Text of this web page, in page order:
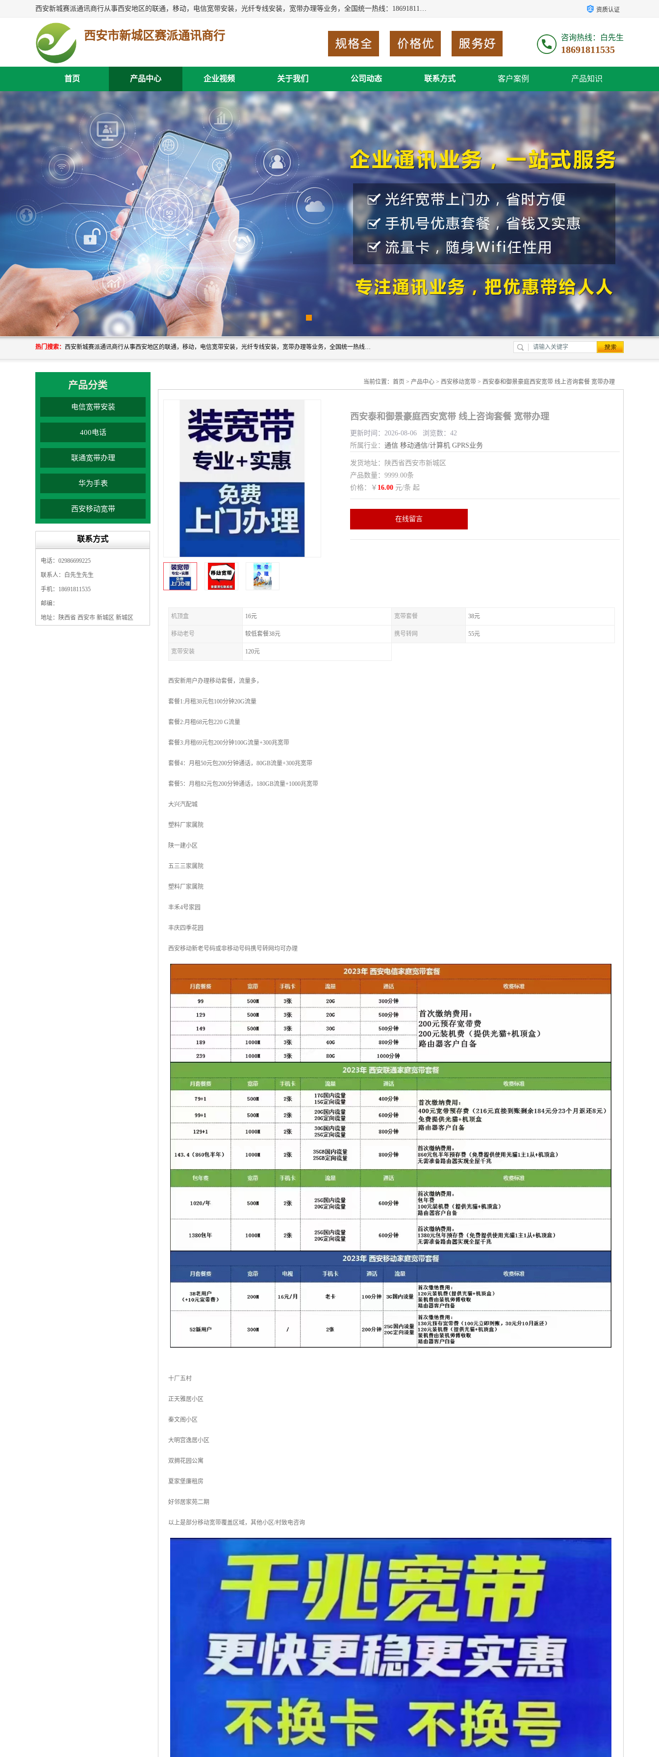
西安新城赛派通讯商行从事西安地区的联通，移动，电信宽带安装，光纤专线安装，宽带办理等业务，全国统一热线：18691811535。西安市新城区赛派通讯商行是一家专业通讯公司，欢迎新老客户来电咨询！ 资质认证
西安市新城区赛派通讯商行 咨询热线：白先生
18691811535
首页 产品中心 企业视频 关于我们 公司动态 联系方式 客户案例 产品知识
热门搜索： 西安新城赛派通讯商行从事西安地区的联通，移动，电信宽带安装，光纤专线安装，宽带办理等业务，全国统一热线：18691811535。西安市新城区赛派通讯商行是一家专业通讯公司，欢迎新老客户来电咨询！
产品分类
电信宽带安装
400电话
联通宽带办理
华为手表
西安移动宽带
联系方式
电话：02986699225
联系人：白先生先生
手机：18691811535
邮编：
地址：陕西省 西安市 新城区 新城区
当前位置： 首页 > 产品中心 > 西安移动宽带 > 西安泰和御景豪庭西安宽带 线上咨询套餐 宽带办理
西安泰和御景豪庭西安宽带 线上咨询套餐 宽带办理
更新时间：2026-08-06 浏览数：42
所属行业： 通信 移动通信/计算机 GPRS业务
发货地址：陕西省西安市新城区
产品数量：9999.00条
价格：￥ 16.00 元/条 起
在线留言
机顶盒 16元 宽带套餐 38元
移动老号 较低套餐38元 携号转网 55元
宽带安装 120元
西安新用户办理移动套餐，流量多，
套餐1:月租38元包100分钟20G流量
套餐2:月租68元包220 G流量
套餐3:月租69元包200分钟100G流量+300兆宽带
套餐4：月租50元包200分钟通话，80GB流量+300兆宽带
套餐5：月租82元包200分钟通话，180GB流量+1000兆宽带
大兴汽配城
塑料厂家属院
陕一建小区
五三三家属院
塑料厂家属院
丰禾4号家园
丰庆四季花园
西安移动新老号码或非移动号码携号转网均可办理
十厂五村
正天雅居小区
秦文阁小区
大明宫逸居小区
双拥花园公寓
夏家堡廉租房
好邻居家苑二期
以上是部分移动宽带覆盖区域，其他小区/村致电咨询